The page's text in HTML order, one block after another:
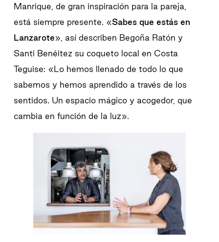
Manrique, de gran inspiración para la pareja,
está siempre presente. «Sabes que estás en
Lanzarote», así describen Begoña Ratón y
Santi Benéitez su coqueto local en Costa
Teguise: «Lo hemos llenado de todo lo que
sabemos y hemos aprendido a través de los
sentidos. Un espacio mágico y acogedor, que
cambia en función de la luz».